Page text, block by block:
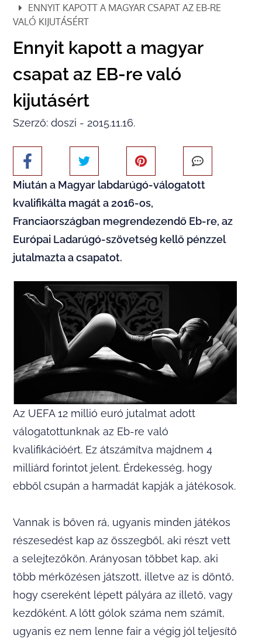
ENNYIT KAPOTT A MAGYAR CSAPAT AZ EB-RE
VALÓ KIJUTÁSÉRT
Ennyit kapott a magyar
csapat az EB-re való
kijutásért
Szerző: doszi - 2015.11.16.
Miután a Magyar labdarúgó-válogatott
kvalifikálta magát a 2016-os,
Franciaországban megrendezendő Eb-re, az
Európai Ladarúgó-szövetség kellő pénzzel
jutalmazta a csapatot.
Az UEFA 12 millió euró jutalmat adott
válogatottunknak az Eb-re való
kvalifikációért. Ez átszámítva majdnem 4
milliárd forintot jelent. Érdekesség, hogy
ebből csupán a harmadát kapják a játékosok.
Vannak is bőven rá, ugyanis minden játékos
részesedést kap az összegből, aki részt vett
a selejtezőkön. Arányosan többet kap, aki
több mérkőzésen játszott, illetve az is döntő,
hogy csereként lépett pályára az illető, vagy
kezdőként. A lőtt gólok száma nem számít,
ugyanis ez nem lenne fair a végig jól teljesítő